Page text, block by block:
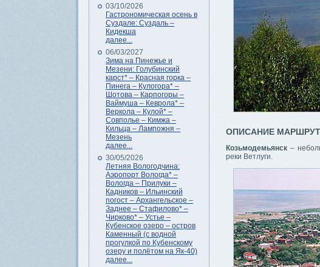
03/10/2026
Гастрономическая осень в
Суздале: Суздаль –
Кидекша
далее...
06/03/2027
Зима на Пинежье и
Мезени: Голубинский
карст* – Красная горка –
Пинега – Кулогора* –
Шотова – Карпогоры –
Ваймуша – Кеврола* –
Веркола – Кулой* –
Совполье – Кимжа –
Кильца – Лампожня –
Мезень
далее...
30/05/2026
Летняя Вологодчина:
Аэропорт Вологда* –
Вологда – Прилуки –
Кадников – Ильинский
погост – Архангельское –
Заднее – Стафилово* –
Чирково* – Устье –
Кубенское озеро – остров
Каменный (с водной
прогулкой по Кубенскому
озеру и полётом на Як-40)
далее...
ОПИСАНИЕ
Козьмодемьянск –
реки Ветлуги.